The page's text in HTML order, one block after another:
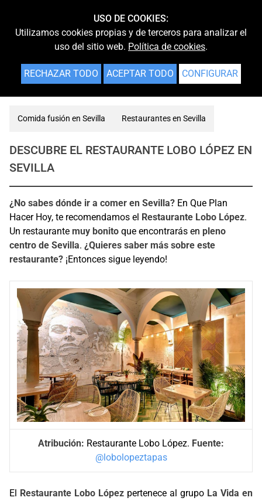
Comida fusión en Sevilla Restaurantes en Sevilla
DESCUBRE EL RESTAURANTE LOBO LÓPEZ EN
SEVILLA
¿No sabes dónde ir a comer en Sevilla? En Que Plan
Hacer Hoy, te recomendamos el Restaurante Lobo López.
Un restaurante muy bonito que encontrarás en pleno
centro de Sevilla. ¿Quieres saber más sobre este
restaurante? ¡Entonces sigue leyendo!
Atribución: Restaurante Lobo López. Fuente:
@lobolopeztapas
El Restaurante Lobo López pertenece al grupo La Vida en
USO DE COOKIES:
Utilizamos cookies propias y de terceros para analizar el
uso del sitio web. Política de cookies.
RECHAZAR TODO ACEPTAR TODO CONFIGURAR